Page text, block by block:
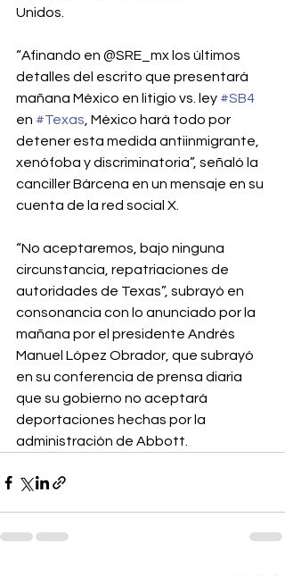
Unidos.⁣
“Afinando en @SRE_mx los últimos
detalles del escrito que presentará
mañana México en litigio vs. ley #SB4
en #Texas , México hará todo por
detener esta medida antiinmigrante,
xenófoba y discriminatoria”, señaló la
canciller Bárcena en un mensaje en su
cuenta de la red social X.⁣
“No aceptaremos, bajo ninguna
circunstancia, repatriaciones de
autoridades de Texas”, subrayó en
consonancia con lo anunciado por la
mañana por el presidente Andrés
Manuel López Obrador, que subrayó
en su conferencia de prensa diaria
que su gobierno no aceptará
deportaciones hechas por la
administración de Abbott.